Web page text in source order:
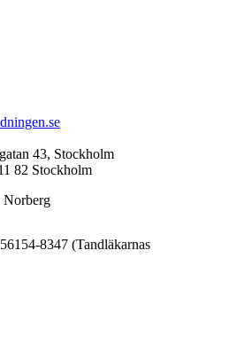
43, Stockholm
82 Stockholm
Norberg
8347 (Tandläkarnas